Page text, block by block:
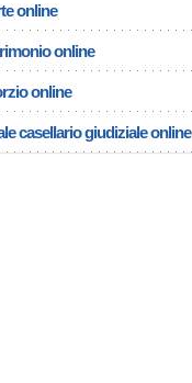
online
online
online
casellario giudiziale online